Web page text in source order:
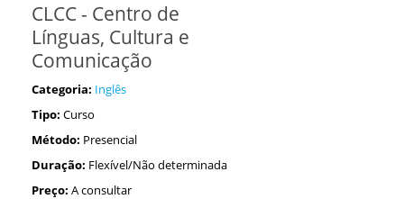
CLCC - Centro de
Línguas, Cultura e
Comunicação
Categoria: Inglês
Tipo: Curso
Método: Presencial
Duração: Flexível/Não determinada
Preço: A consultar